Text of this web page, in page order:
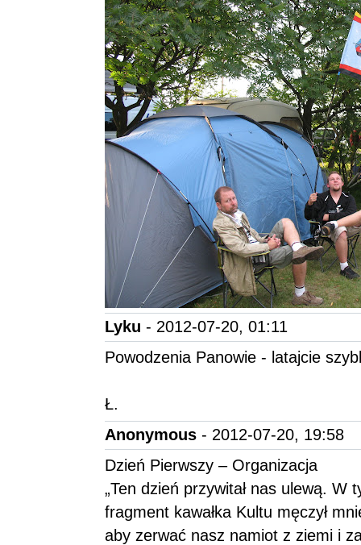
Lyku - 2012-07-20, 01:11
Powodzenia Panowie - latajcie
Ł.
Anonymous - 2012-07-20, 19:58
Dzień Pierwszy – Organizacja
„Ten dzień przywitał nas ulewą.
fragment kawałka Kultu męczył
aby zerwać nasz namiot z ziemi i